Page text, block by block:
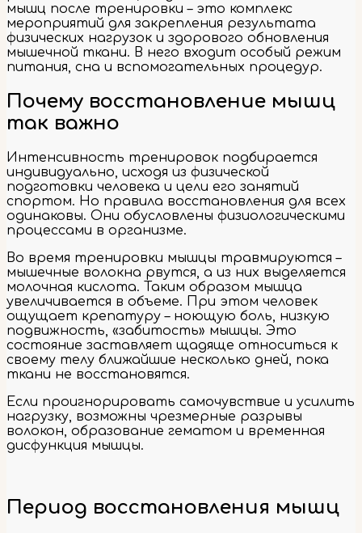
мышц после тренировки – это комплекс
мероприятий для закрепления результата
физических нагрузок и здорового обновления
мышечной ткани. В него входит особый режим
питания, сна и вспомогательных процедур.
Почему восстановление мышц
так важно
Интенсивность тренировок подбирается
индивидуально, исходя из физической
подготовки человека и цели его занятий
спортом. Но правила восстановления для всех
одинаковы. Они обусловлены физиологическими
процессами в организме.
Во время тренировки мышцы травмируются –
мышечные волокна рвутся, а из них выделяется
молочная кислота. Таким образом мышца
увеличивается в объеме. При этом человек
ощущает крепатуру – ноющую боль, низкую
подвижность, «забитость» мышцы. Это
состояние заставляет щадяще относиться к
своему телу ближайшие несколько дней, пока
ткани не восстановятся.
Если проигнорировать самочувствие и усилить
нагрузку, возможны чрезмерные разрывы
волокон, образование гематом и временная
дисфункция мышцы.
Период восстановления мышц